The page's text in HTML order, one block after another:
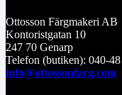
Ottosson Färgmakeri AB
Kontoristgatan 10
247 70 Genarp
Telefon (butiken): 040-
info@ottossonfarg.com